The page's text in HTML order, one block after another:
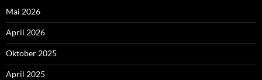
Mai 2026
April 2026
Oktober 2025
April 2025